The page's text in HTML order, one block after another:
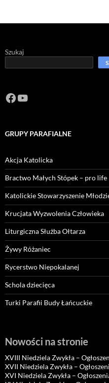
Szukaj
Facebook
https://
GRUPY PARAFIALNE
Akcja Katolicka
Bractwo Małych Stópek – pro life
Katolickie Stowarzyszenie
Krucjata Wyzwolenia Człowieka
Liturgiczna Służba Ołtarza
Żywy Różaniec
Rycerstwo Niepokalanej
Schola dziecięca
Turki Parafii Budy Łańcuckie
Nowości na stronie
XVIII Niedziela Zwykła –
XVII Niedziela Zwykła –
XVI Niedziela Zwykła –